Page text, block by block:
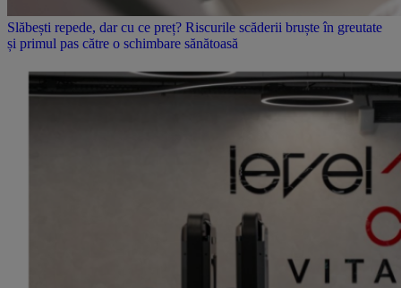
Slăbești repede, dar cu ce preț? Riscurile scăderii bruște în greutate
și primul pas către o schimbare sănătoasă